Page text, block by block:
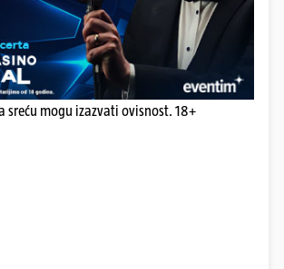
sreću mogu izazvati ovisnost. 18+